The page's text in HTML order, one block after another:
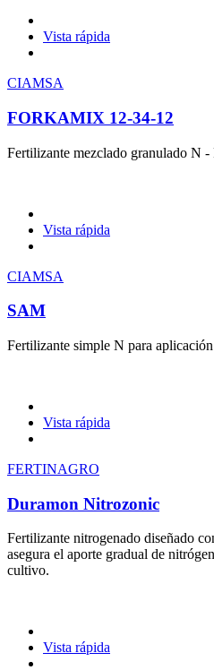
Vista rápida
CIAMSA
FORKAMIX 12-34-12
Fertilizante mezclado granulado N
Vista rápida
CIAMSA
SAM
Fertilizante simple N para
Vista rápida
FERTINAGRO
Duramon Nitrozonic
Fertilizante nitrogenado diseñado
asegura el aporte gradual de
cultivo.
Vista rápida